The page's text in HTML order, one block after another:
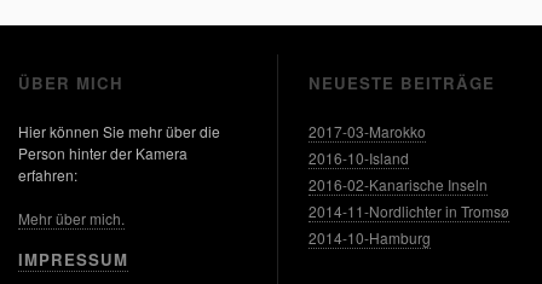
ÜBER MICH
Hier können Sie mehr über die
Person hinter der Kamera
erfahren:
Mehr über mich.
IMPRESSUM
NEUESTE BEITRÄGE
2017-03-Marokko
2016-10-Island
2016-02-Kanarische Inseln
2014-11-Nordlichter in Tromsø
2014-10-Hamburg